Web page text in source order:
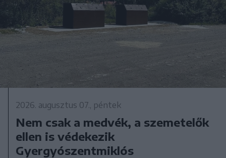
2026. augusztus 07., péntek
Nem csak a medvék, a szemetelők
ellen is védekezik
Gyergyószentmiklós